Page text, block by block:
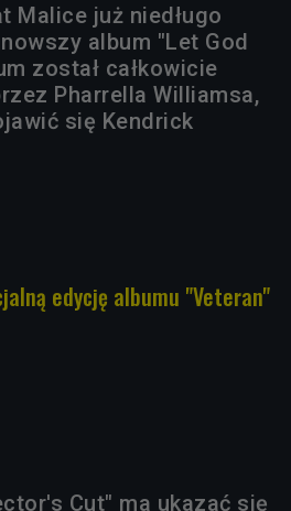
Malice już niedługo
album "Let God
został całkowicie
Pharrella Williamsa,
się Kendrick
edycję albumu "Veteran"
Cut" ma ukazać się